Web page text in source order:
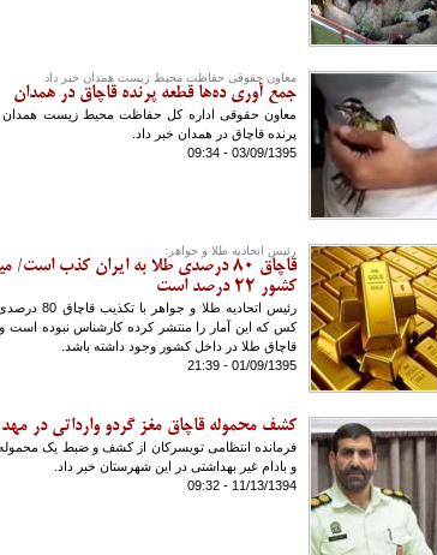
معاون حقوقی حفاظت محیط زیست همدان خبر داد
جمع آوری ده‌ها قطعه پرنده قاچاق در همدان
معاون حقوقی اداره کل حفاظت محیط زیست همدان
پرنده قاچاق در همدان خبر داد.
03/09/1395 - 09:34
رئیس اتحادیه طلا و جواهر:
قاچاق 80 درصدی طلا به ایران کذب است/
کشور ۲۲ درصد است
رئیس اتحادیه
کس که این آمار را منتشر کرده کارشناس نبوده است و
قاچاق طلا در داخل کشور وجود داشته باشد.
01/09/1395 - 21:39
کشف محموله قاچاق مغز گردو وارداتی در
فرمانده انتظامی تویسرکان از کشف و ضبط یک محموله
و بادام غیر بهداشتی در این شهرستان خبر داد.
11/13/1394 - 09:32